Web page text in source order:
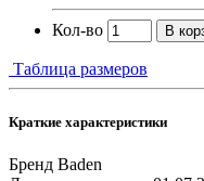
Кол-во В
Таблица размеров
Краткие характеристики
Бренд Baden